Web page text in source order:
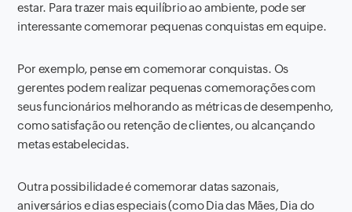
estar. Para trazer mais equilíbrio ao ambiente, pode ser
interessante comemorar pequenas conquistas em equipe.
Por exemplo, pense em comemorar conquistas. Os
gerentes podem realizar pequenas comemorações com
seus funcionários melhorando as métricas de desempenho,
como satisfação ou retenção de clientes, ou alcançando
metas estabelecidas.
Outra possibilidade é comemorar datas sazonais,
aniversários e dias especiais (como Dia das Mães, Dia do